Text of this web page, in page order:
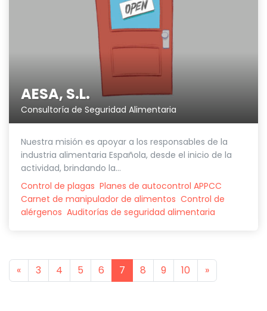
AESA, S.L.
Consultoría de Seguridad Alimentaria
Nuestra misión es apoyar a los responsables de la
industria alimentaria Española, desde el inicio de la
actividad, brindando la...
Control de plagas Planes de autocontrol APPCC
Carnet de manipulador de alimentos Control de
alérgenos Auditorías de seguridad alimentaria
«Previous
3 4 5 6 7 8 9 10 »Next